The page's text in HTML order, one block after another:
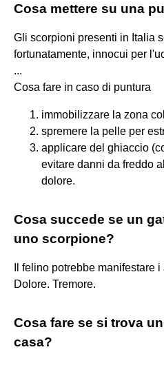
Cosa mettere su una
Gli scorpioni presenti in Italia
fortunatamente, innocui per
...
Cosa fare in caso di puntura
immobilizzare la zona
spremere la pelle per
applicare del ghiaccio
evitare danni da freddo
dolore.
Cosa succede se un
uno scorpione?
Il felino potrebbe manifestare
Dolore. Tremore.
Cosa fare se si trova
casa?